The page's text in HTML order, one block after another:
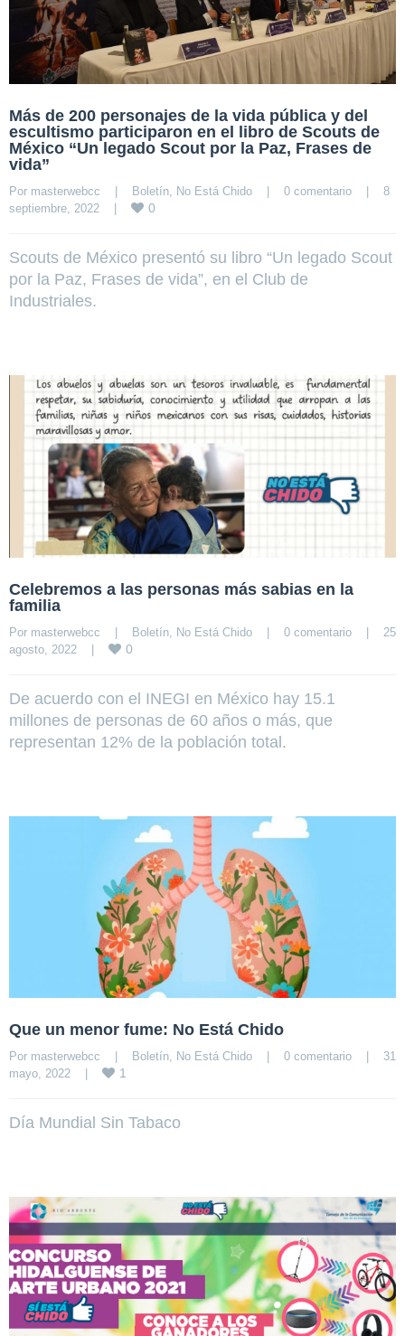
Más de 200 personajes de la vida pública y del
escultismo participaron en el libro de Scouts de
México “Un legado Scout por la Paz, Frases de
vida”
Por masterwebcc Boletín, No Está Chido 0 comentario
8
septiembre, 2022
0
Scouts de México presentó su libro “Un legado Scout
por la Paz, Frases de vida”, en el Club de
Industriales.
Celebremos a las personas más sabias en la
familia
Por masterwebcc | Boletín No Está Chido | 0 comentario |
25
agosto, 2022 | 0
De acuerdo con el INEGI en México hay 15.1
millones de personas de 60 años o más, que
representan 12% de la población total.
Que un menor fume: No Está Chido
Por masterwebcc Boletín, No Está Chido 0 comentario
31
mayo, 2022
1
Día Mundial Sin Tabaco